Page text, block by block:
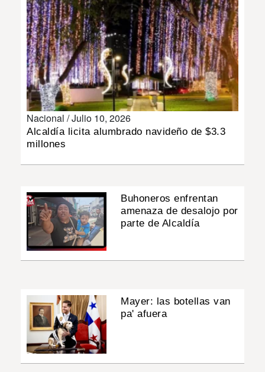
IMPRESO
Nacional /Julio 10, 2026
Alcaldía licita alumbrado navideño de $3.3
millones
Buhoneros enfrentan
amenaza de desalojo por
parte de Alcaldía
Mayer: las botellas van
pa' afuera